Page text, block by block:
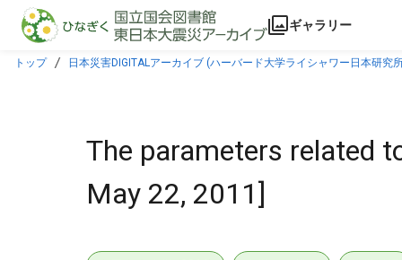
本文に飛ぶ
ギャラリー
トップ 日本災害DIGITALアーカイブ (ハーバード大学ライシャワー日本研究
The parameters related
May 22, 2011]